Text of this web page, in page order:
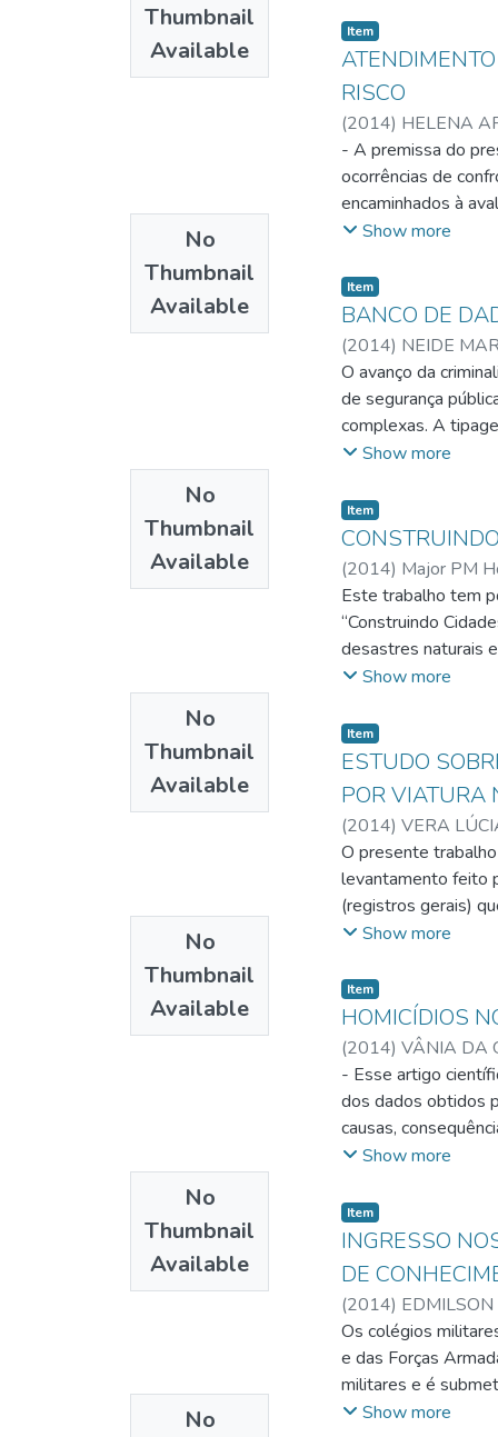
Thumbnail
Available
4 disciplinas da
brainstorming
comprometem
empresa. Segundo
conquistar as
metas já definidas
em tempo real,
resultados da
perdendo o nosso
reunião de trabalho
para atingirem tais
No
Thumbnail
Available
Item
RISCO
(2014) HELENA
- A premissa do
ocorrências de
encaminhados à
atividade
fragilizados. Uma
seletivo da força, é
cenários de
Show more
No
Thumbnail
Available
Item
BANCO DE
(2014) NEIDE
O avanço da
de segurança
complexas. A
ferramentas que
rapidamente
não identificados.
investigar dos
bancos de dados
método eficiente
crescente que as
Rede Integrada de
critérios exigidos
Show more
No
Thumbnail
Available
Item
(2014) Major PM
Este trabalho tem
“Construindo
desastres naturais
mitigação, resposta
pesquisa. O
Campanha das
conhecendo o risco
“Construindo
Show more
No
Thumbnail
Available
Item
ESTUDO
POR VIATURA
(2014) VERA
O presente
levantamento feito
(registros gerais)
os números de
(aposentar-seiam).
órgão contratante,
oficiais
Militar), com sede
campo resultasse
aproximados de
das ações da
as viaturas ficam
maior visibilidade),
dividida
Policial Militar) – 9ª
com grande fluxo
mapeados,
cartões-programa
deveriam fornecer
Show more
No
Thumbnail
Available
Item
HOMICÍDIOS
(2014) VÂNIA DA
- Esse artigo
dos dados obtidos
causas,
órgãos
bibliográfica posto
científicos e
em que todas as
métodos e
Show more
No
Item
INGRESSO
DE
(2014)
Os colégios
e das Forças
militares e é
sentimento maior
Show more